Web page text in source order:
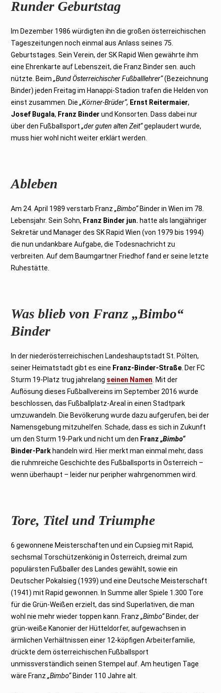
Runder Geburtstag
Im Dezember 1986 würdigten ihn die großen österreichischen
Tageszeitungen noch einmal aus Anlass seines 75.
Geburtstages. Sein Verein, der SK Rapid Wien gewährte ihm
eine Ehrenkarte auf Lebenszeit, die Franz Binder sen. auch
nützte. Beim„Bund Österreichischer Fußballlehrer“(Bezeichnung
Binder) jeden Freitag im Hanappi-Stadion trafen die Helden von
einst zusammen. Die„Körner-Brüder“, Ernst Reitermaier,
Josef Bugala, Franz Binder und Konsorten. Dass dabei nur
über den Fußballsport„der guten alten Zeit“geplaudert wurde,
muss hier wohl nicht weiter erklärt werden.
Ableben
Am 24. April 1989 verstarb Franz„Bimbo“Binder in Wien im 78.
Lebensjahr. Sein Sohn, Franz Binder jun. hatte als langjähriger
Sekretär und Manager des SK Rapid Wien (von 1979 bis 1994)
die nun undankbare Aufgabe, die Todesnachricht zu
verbreiten. Auf dem Baumgartner Friedhof fand er seine letzte
Ruhestätte.
Was blieb von Franz „Bimbo“
Binder
In der niederösterreichischen Landeshauptstadt St. Pölten,
seiner Heimatstadt gibt es eine Franz-Binder-Straße . Der FC
Sturm 19-Platz trug jahrelang seinen Namen . Mit der
Auflösung dieses Fußballvereins im September 2016 wurde
beschlossen, das Fußballplatz-Areal in einen Stadtpark
umzuwandeln. Die Bevölkerung wurde dazu aufgerufen, bei der
Namensgebung mitzuhelfen. Schade, dass es sich in Zukunft
um den Sturm 19-Park und nicht um den Franz„Bimbo“
Binder-Park handeln wird. Hier merkt man einmal mehr, dass
die ruhmreiche Geschichte des Fußballsports in Österreich –
wenn überhaupt – leider nur peripher wahrgenommen wird.
Tore, Titel und Triumphe
6 gewonnene Meisterschaften und ein Cupsieg mit Rapid,
sechsmal Torschützenkönig in Österreich, dreimal zum
populärsten Fußballer des Landes gewählt, sowie ein
Deutscher Pokalsieg (1939) und eine Deutsche Meisterschaft
(1941) mit Rapid gewonnen. In Summe aller Spiele 1.300 Tore
für die Grün-Weißen erzielt, das sind Superlativen, die man
wohl nie mehr wieder toppen kann. Franz„Bimbo“Binder, der
grün-weiße Kanonier der Hütteldorfer, aufgewachsen in
ärmlichen Verhältnissen einer 12-köpfigen Arbeiterfamilie,
drückte dem österreichischen Fußballsport
unmissverständlich seinen Stempel auf. Am heutigen Tage
wäre Franz„Bimbo“Binder 110 Jahre alt.